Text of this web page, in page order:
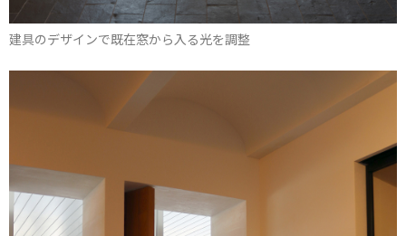
建具のデザインで既在窓から入る光を調整